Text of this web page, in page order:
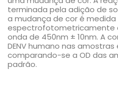
terminada pela adição de
a mudança de cor é medida
espectrofotometricamente
onda de 450nm ± 10nm. A
DENV humano nas
comparando-se a OD das
padrão.